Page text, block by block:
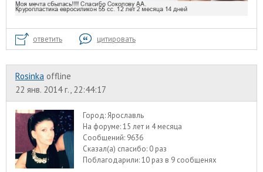
ответить цитировать
Rosinka offline
22 янв. 2014 г., 22:44:17
Город:Ярославль
На форуме:15 лет и 4 месяца
Сообщений: 9636
Сказал(а) спасибо: 0 раз
Поблагодарили:10 раз в 9 сообщенях